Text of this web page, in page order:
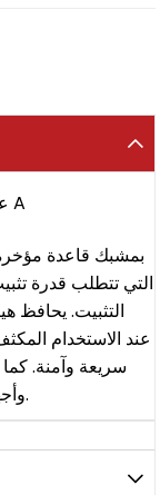
عنصر التوصيل الأفقي لمشبك قاعدة إنجما 1263 A
التي تتطلب قدرة
التثبيت. يحافظ
عند الاستخدام
سريعة وآمنة.
بالكمبيوتر (CNC)، وأجهزة التجميع، وأنظمة اللحام.